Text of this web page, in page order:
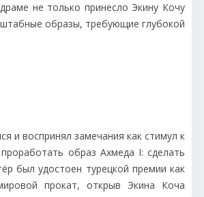
не только принесло Экину Кочу
образы, требующие глубокой
и воспринял замечания как стимул к
образ Ахмеда I: сделать
был удостоен турецкой премии как
прокат, открыв Экина Коча